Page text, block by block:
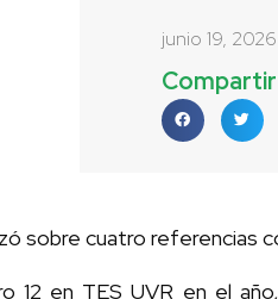
junio 19, 2026
Compartir
sobre cuatro referencias
12 en TES UVR en el